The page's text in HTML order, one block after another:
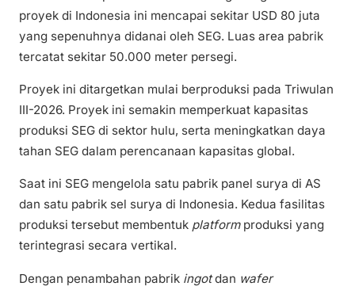
proyek di Indonesia ini mencapai sekitar USD 80 juta
yang sepenuhnya didanai oleh SEG. Luas area pabrik
tercatat sekitar 50.000 meter persegi.
Proyek ini ditargetkan mulai berproduksi pada Triwulan
III-2026. Proyek ini semakin memperkuat kapasitas
produksi SEG di sektor hulu, serta meningkatkan daya
tahan SEG dalam perencanaan kapasitas global.
Saat ini SEG mengelola satu pabrik panel surya di AS
dan satu pabrik sel surya di Indonesia. Kedua fasilitas
produksi tersebut membentuk platformproduksi yang
terintegrasi secara vertikal.
Dengan penambahan pabrik ingotdan wafer